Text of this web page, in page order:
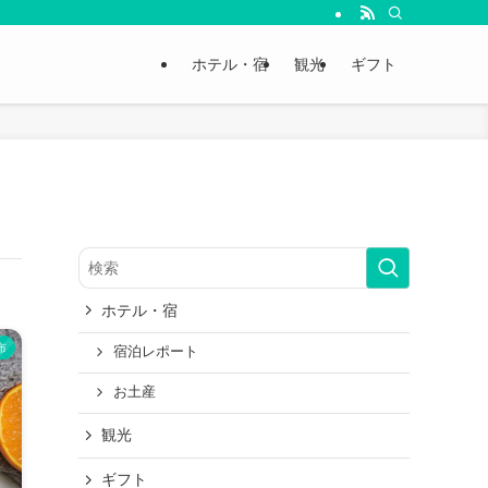
ホテル・宿 観光 ギフト
ホテル・宿
宿泊レポート
お土産
観光
ギフト